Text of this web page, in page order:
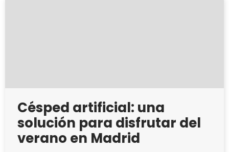
Césped artificial: una
solución para disfrutar del
verano en Madrid